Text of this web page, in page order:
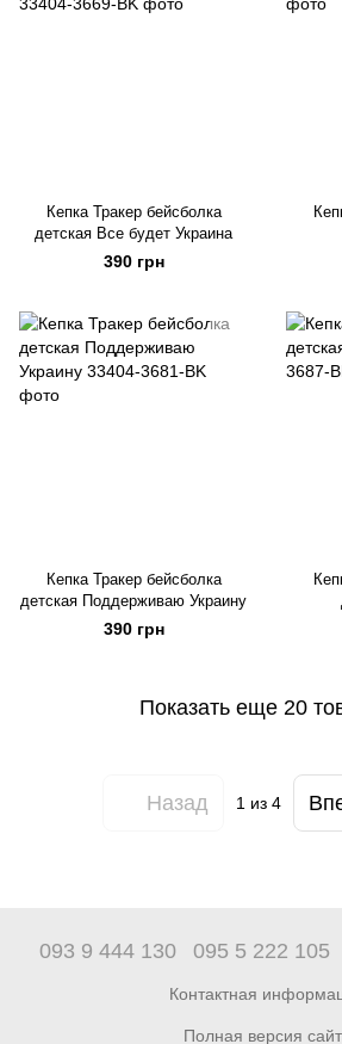
Кепка Тракер бейсболка
детская Все будет Украина
390 грн
Кепка Тракер бейсболка
детская Поддерживаю Украину
390 грн
Показать еще 20
Назад 1 из 4
093 9 444 130 095 5 222 105
Контактная
Полная версия